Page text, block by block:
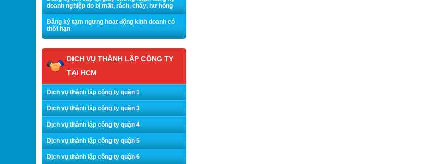
doanh nghiệp do bị mất, rách, cháy, hư hỏng
Đăng ký tạm ngưng hoạt động kinh doanh có
thời hạn
DỊCH VỤ THÀNH LẬP CÔNG TY
TẠI HCM
Dịch vụ thành lập công ty quận 1
Dịch vụ thành lập công ty quận 3
Dịch vụ thành lập công ty quận 4
Dịch vụ thành lập công ty quận 5
Dịch vụ thành lập công ty quận 6